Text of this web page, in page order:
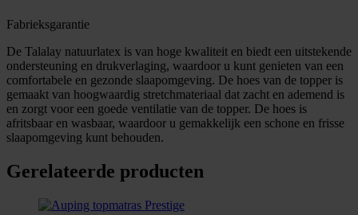
Fabrieksgarantie
De Talalay natuurlatex is van hoge kwaliteit en biedt een uitstekende
ondersteuning en drukverlaging, waardoor u kunt genieten van een
comfortabele en gezonde slaapomgeving. De hoes van de topper is
gemaakt van hoogwaardig stretchmateriaal dat zacht en ademend is
en zorgt voor een goede ventilatie van de topper. De hoes is
afritsbaar en wasbaar, waardoor u gemakkelijk een schone en frisse
slaapomgeving kunt behouden.
Gerelateerde producten